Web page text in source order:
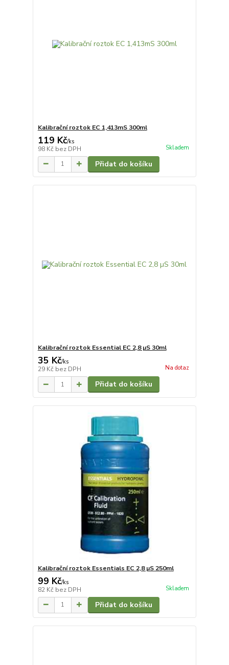
Kalibrační roztok EC 1,413mS 300ml
119 Kč/ks
98 Kč bez DPH Skladem
Přidat do košíku
Kalibrační roztok Essential EC 2,8 µS 30ml
35 Kč/ks
29 Kč bez DPH Na dotaz
Přidat do košíku
Kalibrační roztok Essentials EC 2,8 µS 250ml
99 Kč/ks
82 Kč bez DPH Skladem
Přidat do košíku